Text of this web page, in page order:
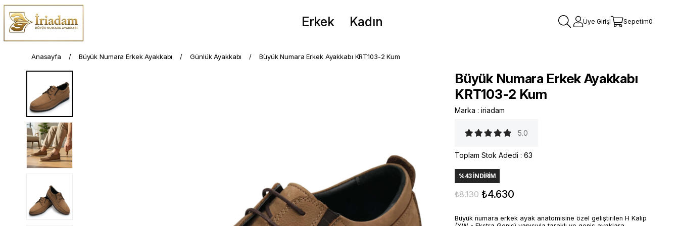
Erkek Kadın Üye Girişi Sepetim0
Anasayfa Büyük Numara Erkek Ayakkabı Günlük Ayakkabı Büyük Numara Erkek Ayakkabı KRT103-2 Kum
Büyük Numara Erkek Ayakkabı
KRT103-2 Kum
Marka : iriadam
5.0
Toplam Stok Adedi : 63
%43İNDIRIM
₺8.130 ₺4.630
Büyük numara erkek ayak anatomisine özel geliştirilen H Kalıp